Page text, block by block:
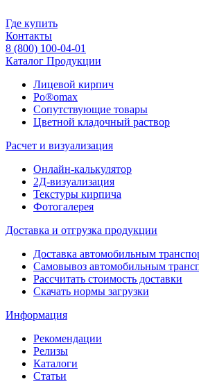
Где купить
Контакты
8 (800) 100-04-01
Каталог Продукции
Лицевой кирпич
Po®omax
Сопутствующие товары
Цветной кладочный раствор
Расчет и визуализация
Онлайн-калькулятор
2Д-визуализация
Текстуры кирпича
Фотогалерея
Доставка и отгрузка продукции
Доставка автомобильным
Самовывоз автомобильным
Рассчитать стоимость доставки
Скачать нормы загрузки
Информация
Рекомендации
Релизы
Каталоги
Статьи